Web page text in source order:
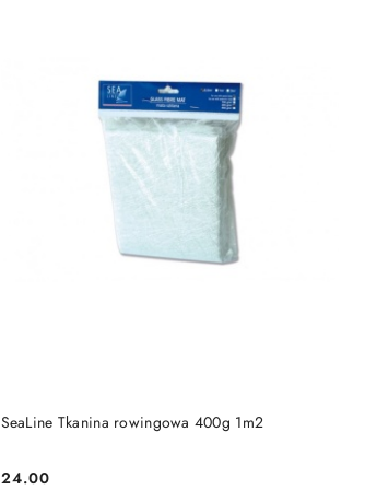
SeaLine Tkanina rowingowa 400g 1m2
24.00
DO KOSZYKA